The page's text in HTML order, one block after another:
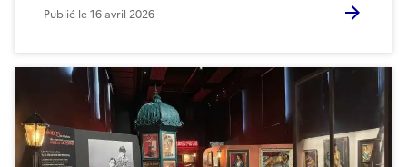
Publié le16 avril 2026